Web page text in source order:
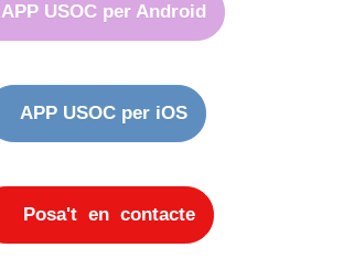
APP USOC per Android
APP USOC per iOS
Posa't en contacte